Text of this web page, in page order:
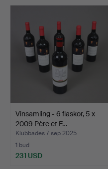
Vinsamling - 6 flaskor, 5 x
2009 Père et F…
Klubbades 7 sep 2025
1 bud
231 USD